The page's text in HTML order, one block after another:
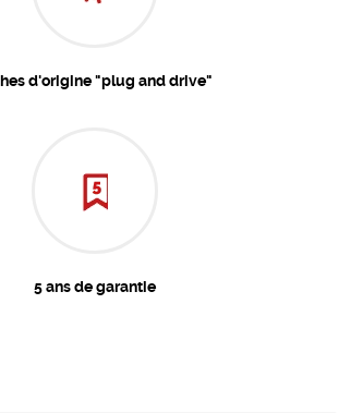
d'origine "plug and drive"
5 ans de garantie